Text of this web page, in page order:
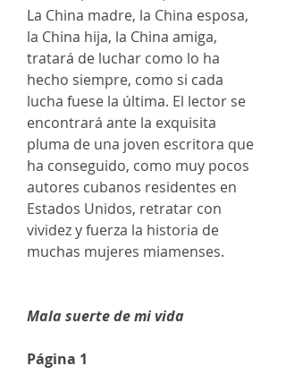
La China madre, la China esposa,
la China hija, la China amiga,
tratará de luchar como lo ha
hecho siempre, como si cada
lucha fuese la última. El lector se
encontrará ante la exquisita
pluma de una joven escritora que
ha conseguido, como muy pocos
autores cubanos residentes en
Estados Unidos, retratar con
vividez y fuerza la historia de
muchas mujeres miamenses.
Mala suerte de mi vida
Página 1